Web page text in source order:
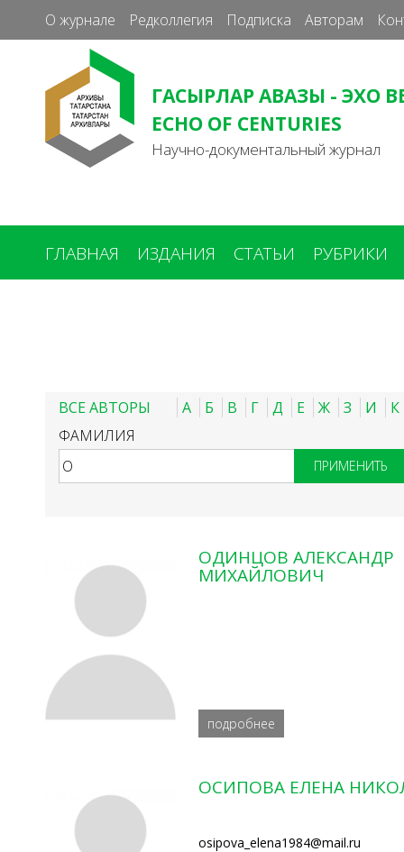
О журнале Редколлегия Подписка Авторам
ГАСЫРЛАР АВАЗЫ - ЭХО
ECHO OF CENTURIES
Научно-документальный журнал
ГЛАВНАЯ ИЗДАНИЯ СТАТЬИ РУБРИКИ
ВСЕ АВТОРЫ А Б В Г Д Е Ж З И
К
ФАМИЛИЯ
ОДИНЦОВ АЛЕКСАНДР
МИХАЙЛОВИЧ
подробнее
ОСИПОВА ЕЛЕНА
osipova_elena1984@mail.ru